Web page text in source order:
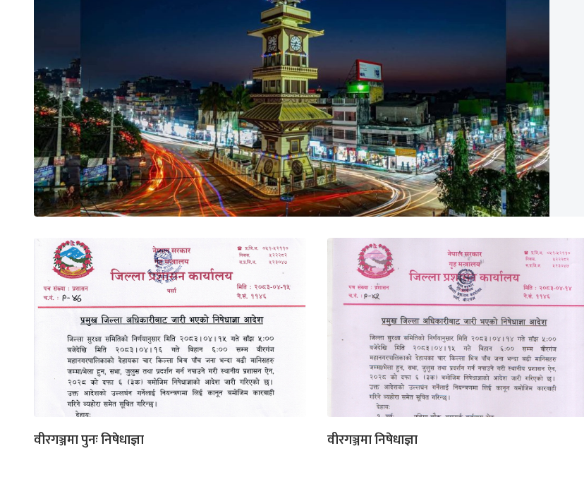
वीरगञ्जमा पुनः निषेधाज्ञा वीरगञ्जमा निषेधाज्ञा